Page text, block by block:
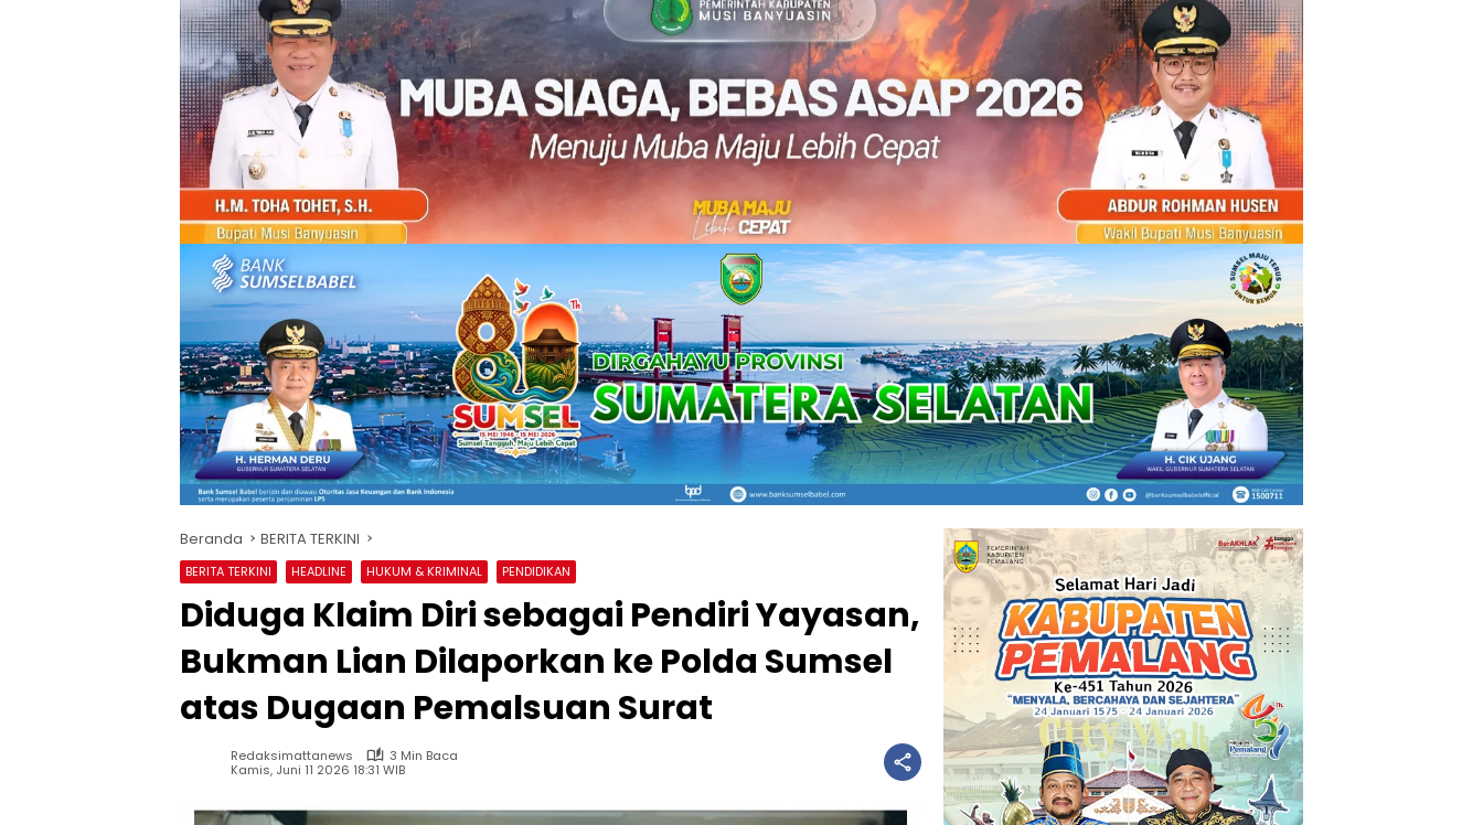
Beranda BERITA TERKINI
BERITA TERKINI HEADLINE HUKUM & KRIMINAL PENDIDIKAN
Diduga Klaim Diri sebagai Pendiri Yayasan,
Bukman Lian Dilaporkan ke Polda Sumsel
atas Dugaan Pemalsuan Surat
Redaksimattanews
3 Min Baca
Kamis, Juni 11 2026 18:31 WIB